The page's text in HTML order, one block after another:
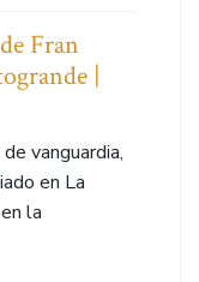
Fran
|
vanguardia,
en La
la